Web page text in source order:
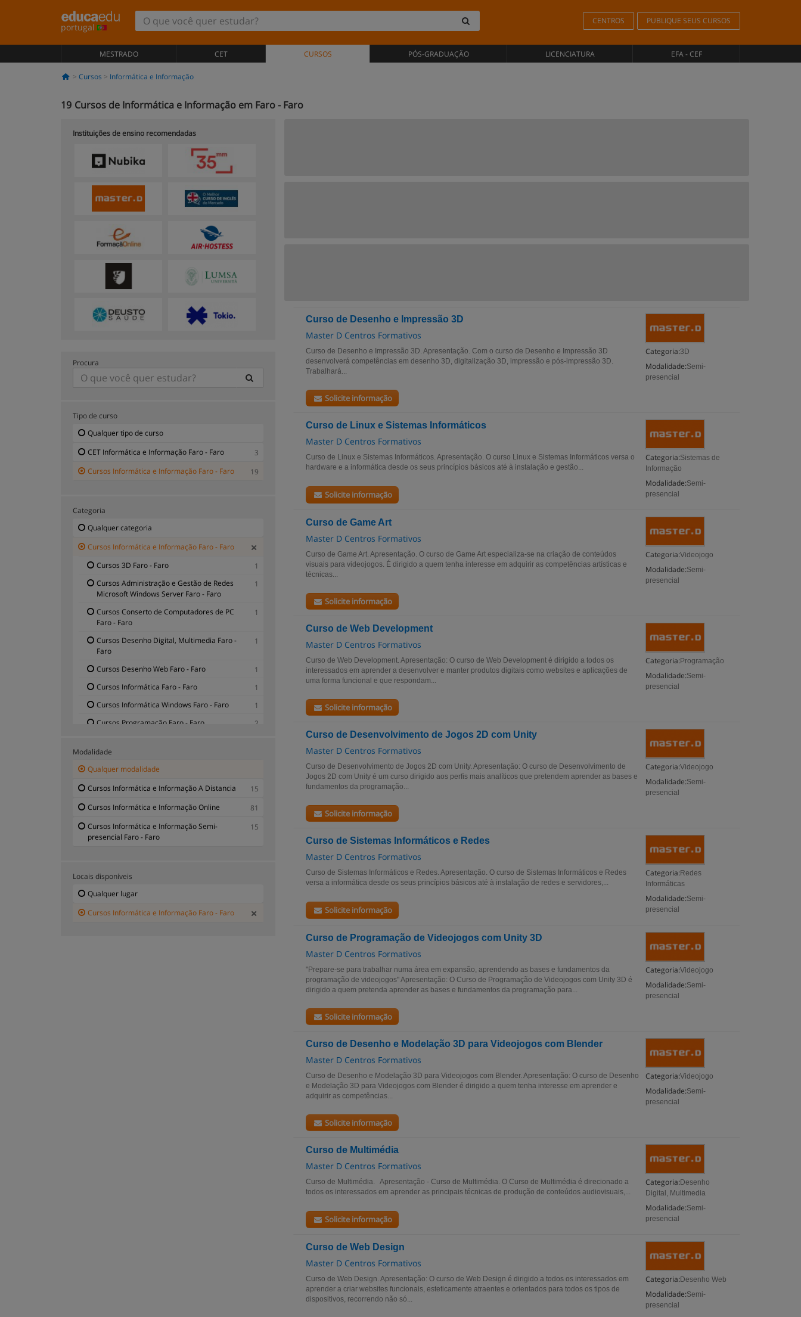
portugal
CENTROS PUBLIQUE SEUS CURSOS
MESTRADO CET CURSOS PÓS-GRADUAÇÃO LICENCIATURA EFA - CEF
Cursos Informática e Informação
19 Cursos de Informática e Informação em Faro - Faro
Curso de Desenho e Impressão 3D
Master D Centros Formativos
Categoria:3D
Modalidade:Semi-
presencial
Curso de Desenho e Impressão 3D. Apresentação. Com o curso de Desenho e Impressão 3D
desenvolverá competências em desenho 3D, digitalização 3D, impressão e pós-impressão 3D.
Trabalhará...
Solicite informação
Curso de Linux e Sistemas Informáticos
Master D Centros Formativos
Categoria:Sistemas de
Informação
Modalidade:Semi-
presencial
Curso de Linux e Sistemas Informáticos. Apresentação. O curso Linux e Sistemas Informáticos versa o
hardware e a informática desde os seus princípios básicos até à instalação e gestão...
Solicite informação
Curso de Game Art
Master D Centros Formativos
Categoria:Videojogo
Modalidade:Semi-
presencial
Curso de Game Art. Apresentação. O curso de Game Art especializa-se na criação de conteúdos
visuais para videojogos. É dirigido a quem tenha interesse em adquirir as competências artísticas e
técnicas...
Solicite informação
Curso de Web Development
Master D Centros Formativos
Categoria: Programação
Modalidade:Semi-
presencial
Curso de Web Development. Apresentação: O curso de Web Development é dirigido a todos os
interessados em aprender a desenvolver e manter produtos digitais como websites e aplicações de
uma forma funcional e que respondam...
Solicite informação
Curso de Desenvolvimento de Jogos 2D com Unity
Master D Centros Formativos
Categoria:Videojogo
Modalidade:Semi-
presencial
Curso de Desenvolvimento de Jogos 2D com Unity. Apresentação: O curso de Desenvolvimento de
Jogos 2D com Unity é um curso dirigido aos perfis mais analíticos que pretendem aprender as bases e
fundamentos da programação...
Solicite informação
Curso de Sistemas Informáticos e Redes
Master D Centros Formativos
Categoria: Redes
Informáticas
Modalidade:Semi-
presencial
Curso de Sistemas Informáticos e Redes. Apresentação. O curso de Sistemas Informáticos e Redes
versa a informática desde os seus princípios básicos até à instalação de redes e servidores,...
Solicite informação
Curso de Programação de Videojogos com Unity 3D
Master D Centros Formativos
Categoria:Videojogo
Modalidade:Semi-
presencial
"Prepare-se para trabalhar numa área em expansão, aprendendo as bases e fundamentos da
programação de videojogos" Apresentação: O Curso de Programação de Videojogos com Unity 3D é
dirigido a quem pretenda aprender as bases e fundamentos da programação para...
Solicite informação
Curso de Desenho e Modelação 3D para Videojogos com Blender
Master D Centros Formativos
Categoria:Videojogo
Modalidade:Semi-
presencial
Curso de Desenho e Modelação 3D para Videojogos com Blender. Apresentação: O curso de Desenho
e Modelação 3D para Videojogos com Blender é dirigido a quem tenha interesse em aprender e
adquirir as competências...
Solicite informação
Curso de Multimédia
Master D Centros Formativos
Categoria: Desenho
Digital, Multimedia
Modalidade:Semi-
presencial
Curso de Multimédia. Apresentação - Curso de Multimédia. O Curso de Multimédia é direcionado a
todos os interessados em aprender as principais técnicas de produção de conteúdos audiovisuais,...
Solicite informação
Curso de Web Design
Master D Centros Formativos
Categoria: Desenho Web
Modalidade:Semi-
presencial
Curso de Web Design. Apresentação: O curso de Web Design é dirigido a todos os interessados em
aprender a criar websites funcionais, esteticamente atraentes e orientados para todos os tipos de
dispositivos, recorrendo não só...
Instituições de ensino recomendadas
Procura
Tipo de curso
Qualquer tipo de curso
CET Informática e Informação Faro - Faro
3
Cursos Informática e Informação Faro - Faro
19
Categoria
Qualquer categoria
Cursos Informática e Informação Faro - Faro
Cursos 3D Faro - Faro
1
Cursos Administração e Gestão de Redes
Microsoft Windows Server Faro - Faro
1
Cursos Conserto de Computadores de PC
Faro - Faro
1
Cursos Desenho Digital, Multimedia Faro -
Faro
1
Cursos Desenho Web Faro - Faro
1
Cursos Informática Faro - Faro
1
Cursos Informática Windows Faro - Faro
1
Cursos Programação Faro - Faro
2
Cursos Sistemas de Informação Faro - Faro
Cursos Videojogo Faro - Faro
5
Modalidade
Qualquer modalidade
Cursos Informática e Informação A Distancia
15
Cursos Informática e Informação Online
81
Cursos Informática e Informação Semi-
presencial Faro - Faro
15
Locais disponíveis
Qualquer lugar
Cursos Informática e Informação Faro - Faro